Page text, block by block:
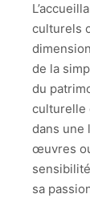
culturels
de la
du
culturelle
dans une
œuvres
sa